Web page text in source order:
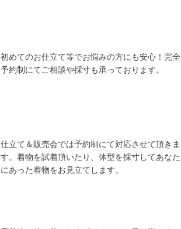
初めてのお仕立て等でお悩みの方にも安心！完全
予約制にてご相談や採寸も承っております。
仕立て＆販売会では予約制にて対応させて頂きま
す。着物を試着頂いたり、体型を採寸してあなた
にあった着物をお見立てします。